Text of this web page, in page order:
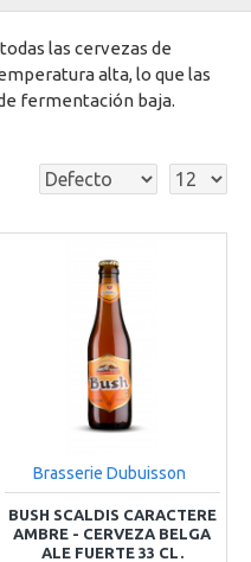
las cervezas de
alta, lo que las
fermentación baja.
Brasserie Dubuisson
BUSH SCALDIS CARACTERE
AMBRE - CERVEZA BELGA
ALE FUERTE 33 CL.